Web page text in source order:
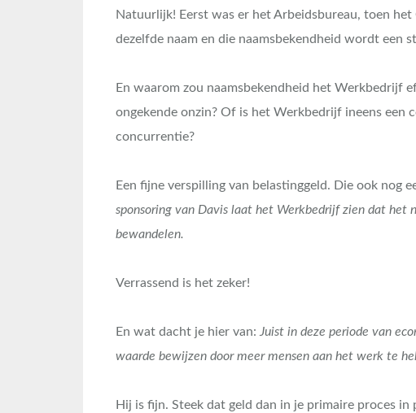
Natuurlijk! Eerst was er het Arbeidsbureau, toen
dezelfde naam en die naamsbekendheid wordt een
En waarom zou naamsbekendheid het Werkbedrijf
ongekende onzin? Of is het Werkbedrijf ineens een
concurrentie?
Een fijne verspilling van belastinggeld. Die ook nog
sponsoring van Davis laat het Werkbedrijf zien dat het
bewandelen.
Verrassend is het zeker!
En wat dacht je hier van: Juist in deze periode van
waarde bewijzen door meer mensen aan het werk te
Hij is fijn. Steek dat geld dan in je primaire proces in